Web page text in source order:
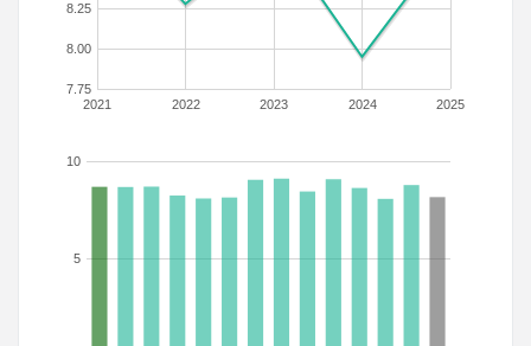
2021 2022 2023 2024 2025
7.75
8.00
8.25
5
10